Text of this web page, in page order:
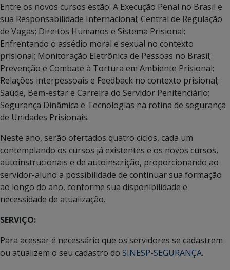
Entre os novos cursos estão: A Execução Penal no Brasil e
sua Responsabilidade Internacional; Central de Regulação
de Vagas; Direitos Humanos e Sistema Prisional;
Enfrentando o assédio moral e sexual no contexto
prisional; Monitoração Eletrônica de Pessoas no Brasil;
Prevenção e Combate à Tortura em Ambiente Prisional;
Relações interpessoais e Feedback no contexto prisional;
Saúde, Bem-estar e Carreira do Servidor Penitenciário;
Segurança Dinâmica e Tecnologias na rotina de segurança
de Unidades Prisionais.
Neste ano, serão ofertados quatro ciclos, cada um
contemplando os cursos já existentes e os novos cursos,
autoinstrucionais e de autoinscrição, proporcionando ao
servidor-aluno a possibilidade de continuar sua formação
ao longo do ano, conforme sua disponibilidade e
necessidade de atualização.
SERVIÇO:
Para acessar é necessário que os servidores se cadastrem
ou atualizem o seu cadastro do SINESP-SEGURANÇA.